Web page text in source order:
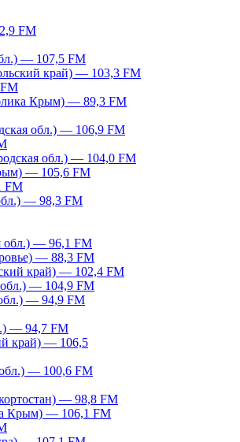
FM
— 107,5 FM
край) — 103,3 FM
Крым) — 89,3 FM
обл.) — 106,9 FM
обл.) — 104,0 FM
— 105,6 FM
FM
— 98,3 FM
обл.) — 96,1 FM
— 88,3 FM
край) — 102,4 FM
— 104,9 FM
— 94,9 FM
— 94,7 FM
край) — 106,5
— 100,6 FM
— 98,8 FM
Крым) — 106,1 FM